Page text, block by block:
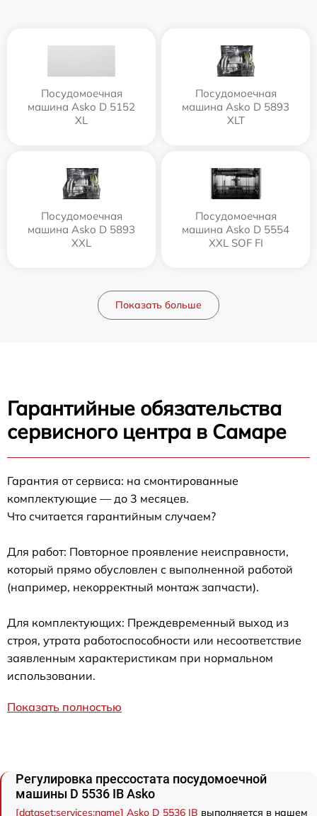
Посудомоечная
машина Asko D 5152
XL
Посудомоечная
машина Asko D 5893
XLT
Посудомоечная
машина Asko D 5893
XXL
Посудомоечная
машина Asko D 5554
XXL SOF FI
Показать больше
Гарантийные обязательства
сервисного центра в Самаре
Гарантия от сервиса: на смонтированные
комплектующие — до 3 месяцев.
Что считается гарантийным случаем?
Для работ: Повторное проявление неисправности,
который прямо обусловлен с выполненной работой
(например, некорректный монтаж запчасти).
Для комплектующих: Преждевременный выход из
строя, утрата работоспособности или несоответствие
заявленным характеристикам при нормальном
использовании.
Показать полностью
Регулировка прессостата посудомоечной
машины D 5536 IB Asko
[dataset:services:name] Asko D 5536 IB выполняется в нашем